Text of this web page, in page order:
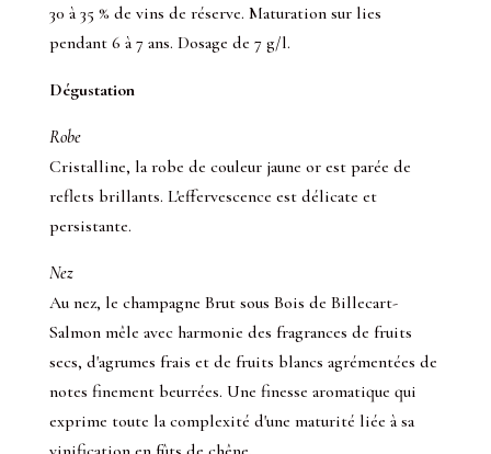
30 à 35 % de vins de réserve. Maturation sur lies
pendant 6 à 7 ans. Dosage de 7 g/l.
Dégustation
Robe
Cristalline, la robe de couleur jaune or est parée de
reflets brillants. L'effervescence est délicate et
persistante.
Nez
Au nez, le champagne Brut sous Bois de Billecart-
Salmon mêle avec harmonie des fragrances de fruits
secs, d'agrumes frais et de fruits blancs agrémentées de
notes finement beurrées. Une finesse aromatique qui
exprime toute la complexité d'une maturité liée à sa